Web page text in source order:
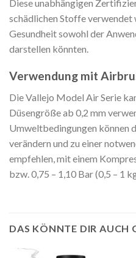
Diese unabhängigen
schädlichen Stoffe verwendet
Gesundheit sowohl der
darstellen könnten.
Verwendung mit
Die Vallejo Model Air Serie
Düsengröße ab 0,2 mm
Umweltbedingungen können
verändern und zu einer
empfehlen, mit einem
bzw. 0,75 – 1,10 Bar (0,5 – 1
DAS KÖNNTE DIR AUCH